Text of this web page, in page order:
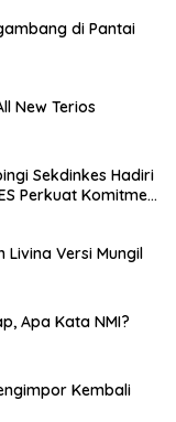
di Pantai
New Terios
Sekdinkes Hadiri
Perkuat Komitmen
Livina Versi Mungil
Apa Kata NMI?
Kembali